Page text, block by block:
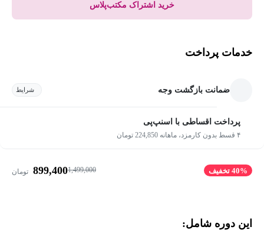
خرید اشتراک مکتب‌پلاس
خدمات پرداخت
ضمانت بازگشت وجه شرایط
پرداخت اقساطی با اسنپ‌پی
۴ قسط بدون کارمزد، ماهانه 224,850 تومان
40% تخفیف 1,499,000
899,400 تومان
این دوره شامل: